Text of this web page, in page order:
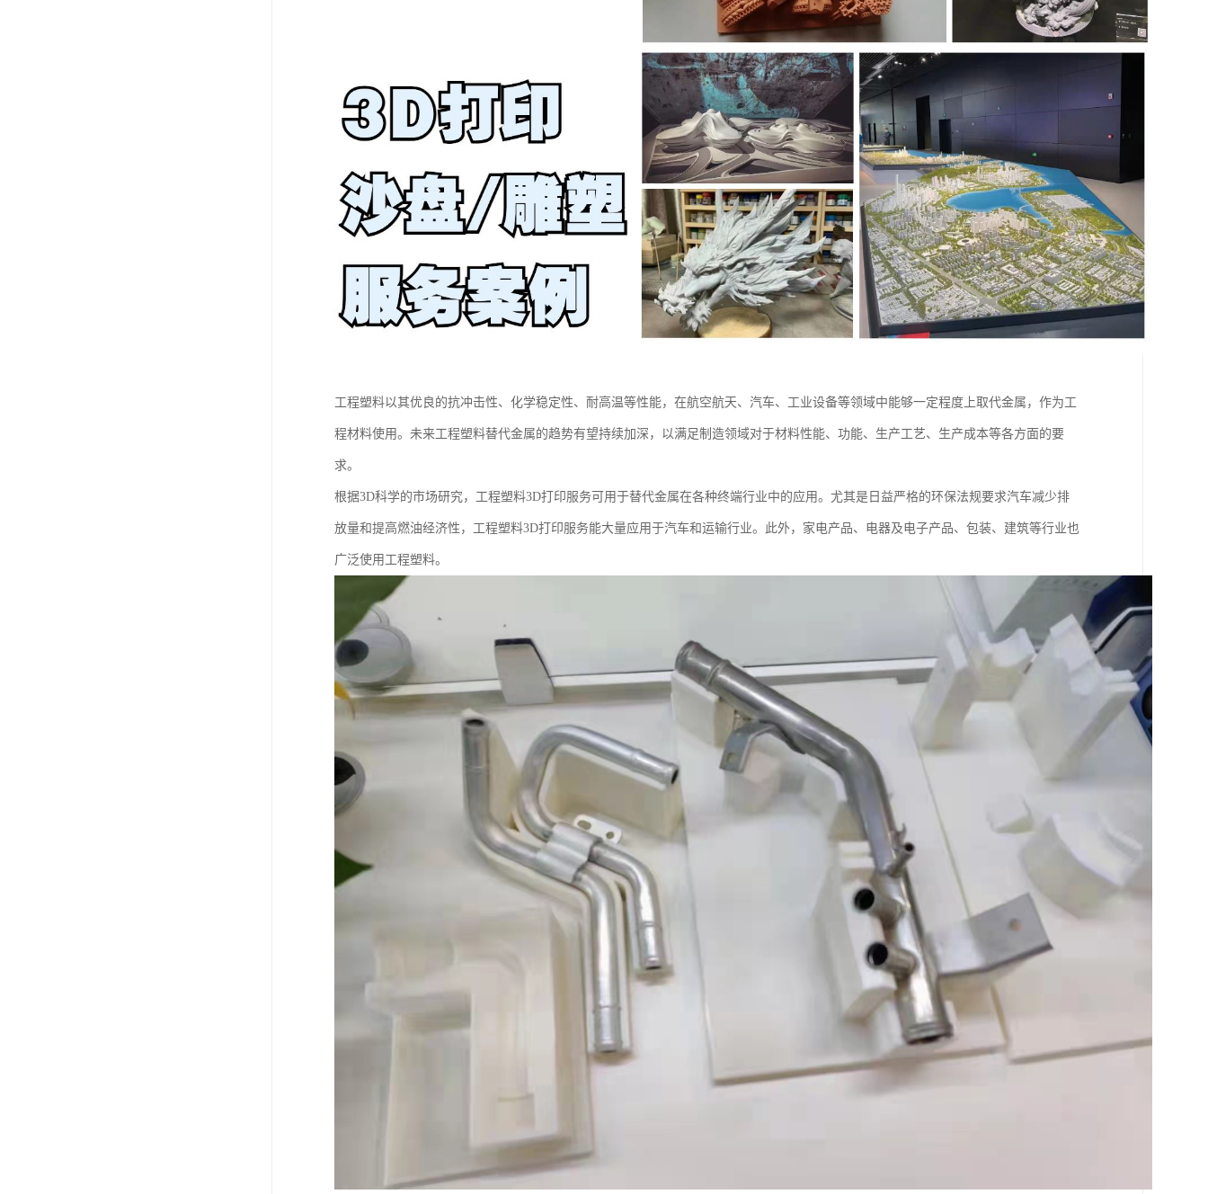
工程塑料以其优良的抗冲击性、化学稳定性、耐高温等性能，在航空航天、汽车、工业设备等领域中能够一定程度上取代金属，作为工
程材料使用。未来工程塑料替代金属的趋势有望持续加深，以满足制造领域对于材料性能、功能、生产工艺、生产成本等各方面的要
求。
根据3D科学的市场研究，工程塑料3D打印服务可用于替代金属在各种终端行业中的应用。尤其是日益严格的环保法规要求汽车减少排
放量和提高燃油经济性，工程塑料3D打印服务能大量应用于汽车和运输行业。此外，家电产品、电器及电子产品、包装、建筑等行业也
广泛使用工程塑料。